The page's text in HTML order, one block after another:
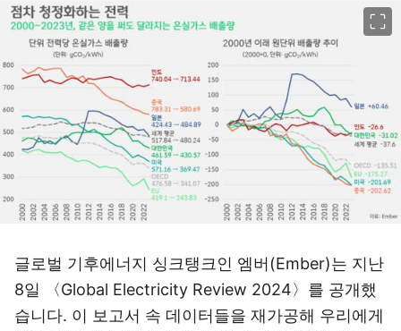
글로벌 기후에너지 싱크탱크인 엠버(Ember)는 지난
8일 〈Global Electricity Review 2024〉를 공개했
습니다. 이 보고서 속 데이터들을 재가공해 우리에게